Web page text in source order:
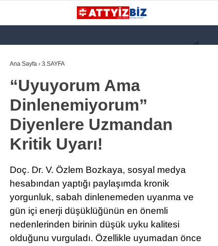
WhatsApp İhbar
Hattı
KATEGORİLER
GÜNDEM
112 ACİL
KPSS
STK
İLANLAR
TERCİH ROBOTU
Ana Sayfa › 3.SAYFA
“Uyuyorum Ama
Dinlenemiyorum”
Diyenlere Uzmandan
Kritik Uyarı!
Doç. Dr. V. Özlem Bozkaya, sosyal medya
hesabından yaptığı paylaşımda kronik
yorgunluk, sabah dinlenemeden uyanma ve
gün içi enerji düşüklüğünün en önemli
nedenlerinden birinin düşük uyku kalitesi
olduğunu vurguladı. Özellikle uyumadan önce